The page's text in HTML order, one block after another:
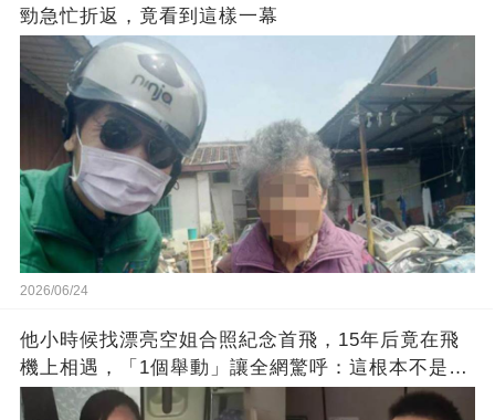
勁急忙折返，竟看到這樣一幕
2026/06/24
他小時候找漂亮空姐合照紀念首飛，15年后竟在飛
機上相遇，「1個舉動」讓全網驚呼：這根本不是巧
合！